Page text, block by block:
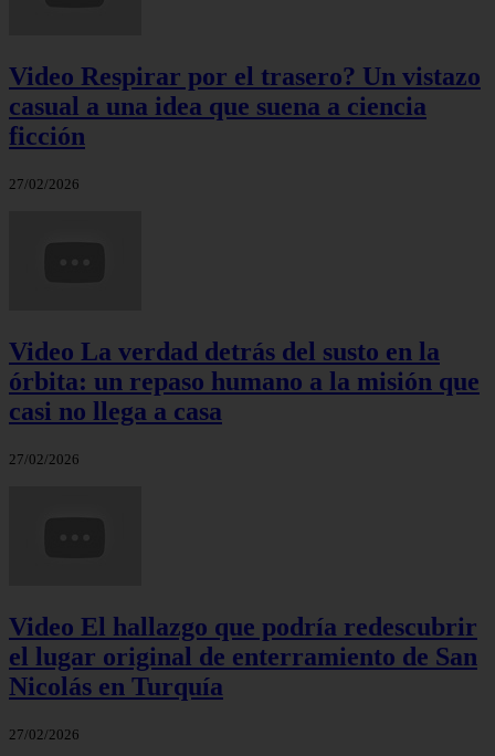
Video Respirar por el trasero? Un vistazo
casual a una idea que suena a ciencia
ficción
27/02/2026
Video La verdad detrás del susto en la
órbita: un repaso humano a la misión que
casi no llega a casa
27/02/2026
Video El hallazgo que podría redescubrir
el lugar original de enterramiento de San
Nicolás en Turquía
27/02/2026